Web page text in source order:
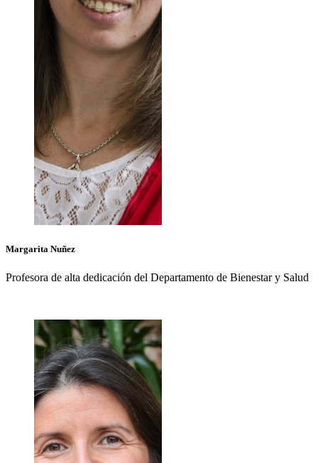
Margarita Nuñez
Profesora de alta dedicación del Departamento de Bienestar y Salud